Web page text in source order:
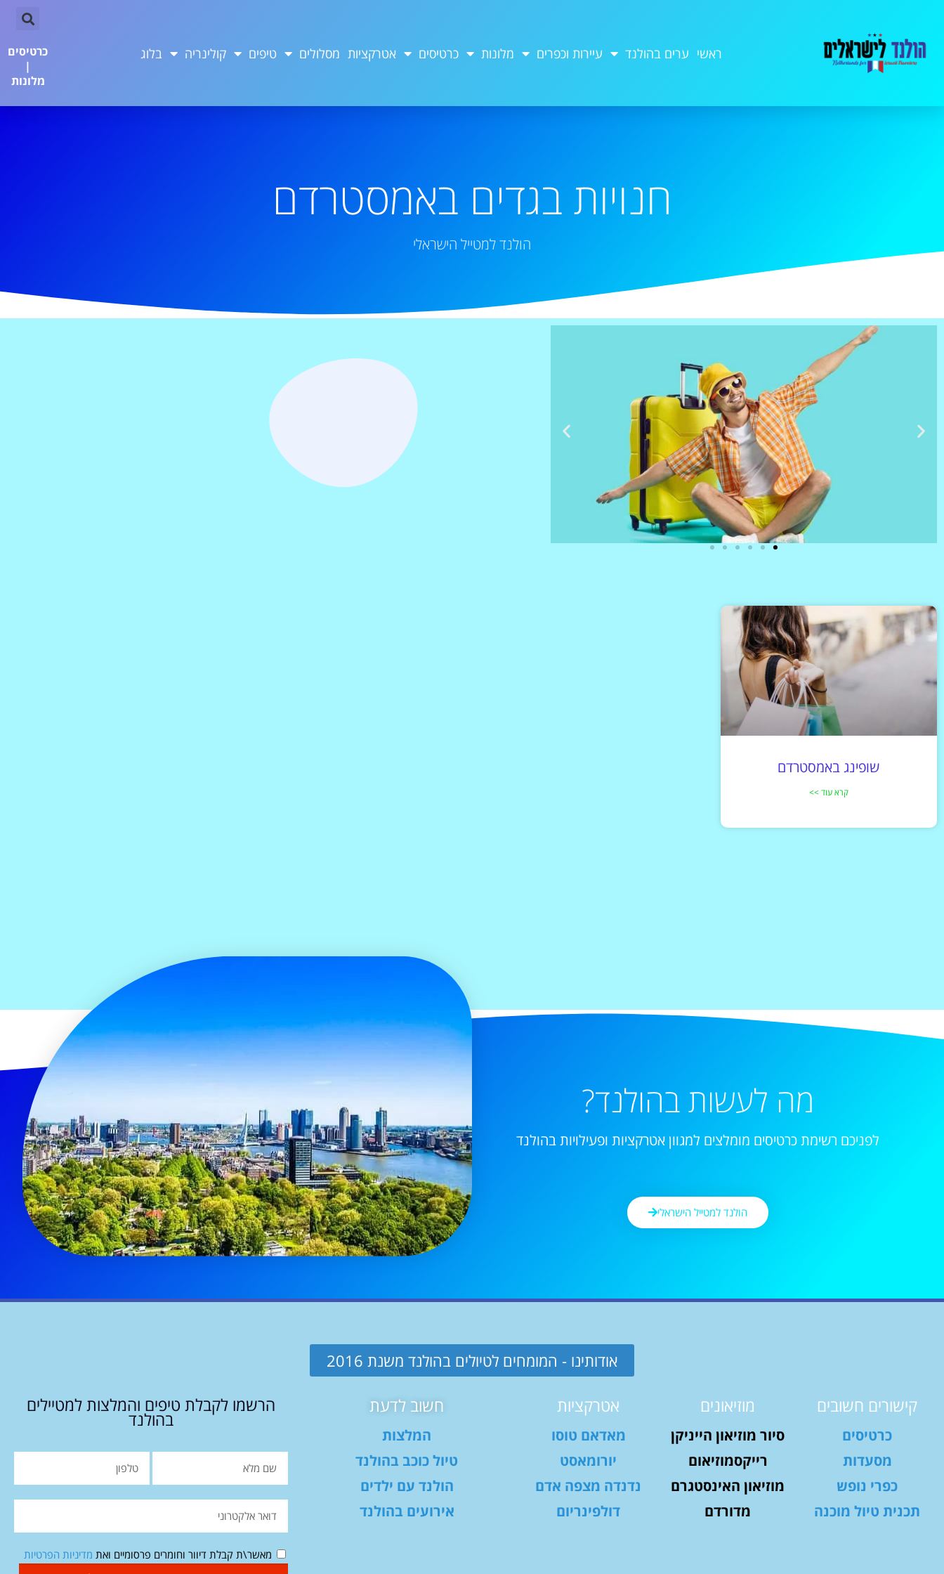
ראשי ערים בהולנד עיירות וכפרים מלונות כרטיסים אטרקציות מסלולים טיפים קולינריה בלוג
כרטיסים
|
מלונות
חנויות בגדים באמסטרדם
הולנד למטייל הישראלי
שופינג באמסטרדם
קרא עוד >>
מה לעשות בהולנד?
לפניכם רשימת כרטיסים מומלצים למגוון אטרקציות ופעילויות בהולנד
הולנד למטייל הישראלי
אודותינו - המומחים לטיולים בהולנד משנת 2016
קישורים חשובים
כרטיסים
מסעדות
כפרי נופש
תכנית טיול מוכנה
מוזיאונים
סיור מוזיאון הייניקן
רייקסמוזיאום
מוזיאון האינסטגרם
מדורדם
אטרקציות
מאדאם טוסו
יורומאסט
נדנדה מצפה אדם
דולפינריום
חשוב לדעת
המלצות
טיול כוכב בהולנד
הולנד עם ילדים
אירועים בהולנד
הרשמו לקבלת טיפים והמלצות למטיילים
בהולנד
מאשר\ת קבלת דיוור וחומרים פרסומיים ואת מדיניות הפרטיות